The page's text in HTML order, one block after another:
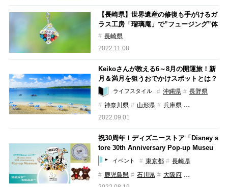
【長崎県】世界遺産の修復も手がけるガ
ラス工房「瑠璃庵」で”フュージング”体
験！長崎県
2022.11.08
Keikoさんが教える6～8月の開運旅！新
月＆満月を狙うおでかけスポットとは？
ライフスタイル 沖縄県
長野県
神奈川県
山形県 兵庫県 ...
2022.09.01
祝30周年！ディズニーストア「Disney s
tore 30th Anniversary Pop-up Museu
m」が8月21日からスタート!!
イベント 東京都
長崎県
鹿児島県
石川県 大阪府 ...